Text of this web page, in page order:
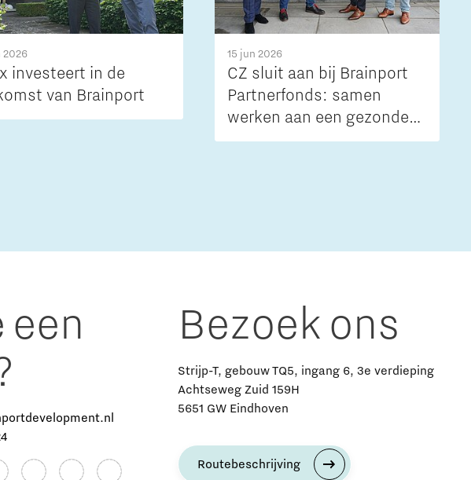
2026
investeert in de
van Brainport
15 jun 2026
CZ sluit aan bij Brainport
Partnerfonds: samen
werken aan een gezonde
regio
een
Bezoek ons
Strijp-T, gebouw TQ5, ingang 6, 3e verdieping
Achtseweg Zuid 159H
5651 GW Eindhoven
Routebeschrijving